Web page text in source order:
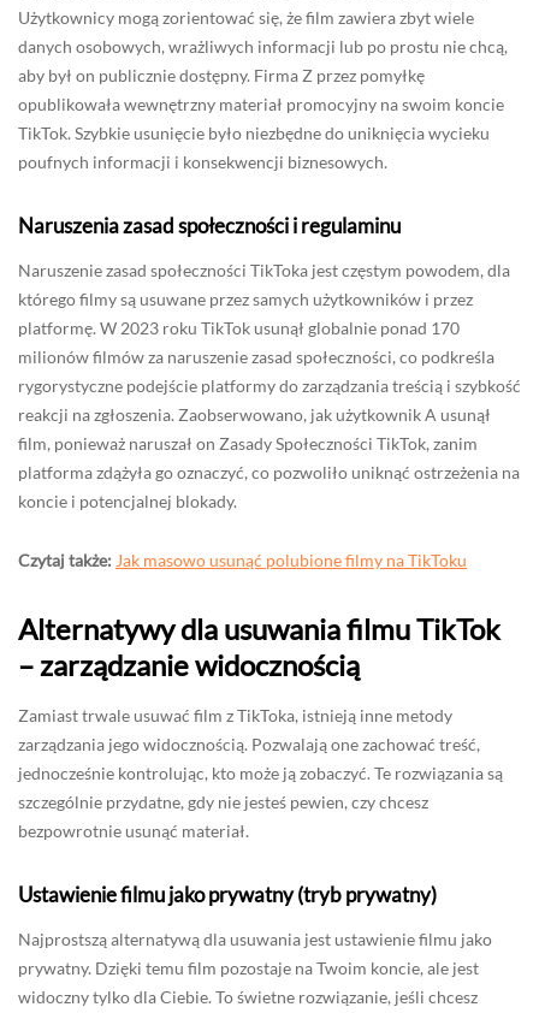
Użytkownicy mogą zorientować się, że film zawiera zbyt wiele
danych osobowych, wrażliwych informacji lub po prostu nie chcą,
aby był on publicznie dostępny. Firma Z przez pomyłkę
opublikowała wewnętrzny materiał promocyjny na swoim koncie
TikTok. Szybkie usunięcie było niezbędne do uniknięcia wycieku
poufnych informacji i konsekwencji biznesowych.
Naruszenia zasad społeczności i regulaminu
Naruszenie zasad społeczności TikToka jest częstym powodem, dla
którego filmy są usuwane przez samych użytkowników i przez
platformę. W 2023 roku TikTok usunął globalnie ponad 170
milionów filmów za naruszenie zasad społeczności, co podkreśla
rygorystyczne podejście platformy do zarządzania treścią i szybkość
reakcji na zgłoszenia. Zaobserwowano, jak użytkownik A usunął
film, ponieważ naruszał on Zasady Społeczności TikTok, zanim
platforma zdążyła go oznaczyć, co pozwoliło uniknąć ostrzeżenia na
koncie i potencjalnej blokady.
Czytaj także: Jak masowo usunąć polubione filmy na TikToku
Alternatywy dla usuwania filmu TikTok
– zarządzanie widocznością
Zamiast trwale usuwać film z TikToka, istnieją inne metody
zarządzania jego widocznością. Pozwalają one zachować treść,
jednocześnie kontrolując, kto może ją zobaczyć. Te rozwiązania są
szczególnie przydatne, gdy nie jesteś pewien, czy chcesz
bezpowrotnie usunąć materiał.
Ustawienie filmu jako prywatny (tryb prywatny)
Najprostszą alternatywą dla usuwania jest ustawienie filmu jako
prywatny. Dzięki temu film pozostaje na Twoim koncie, ale jest
widoczny tylko dla Ciebie. To świetne rozwiązanie, jeśli chcesz